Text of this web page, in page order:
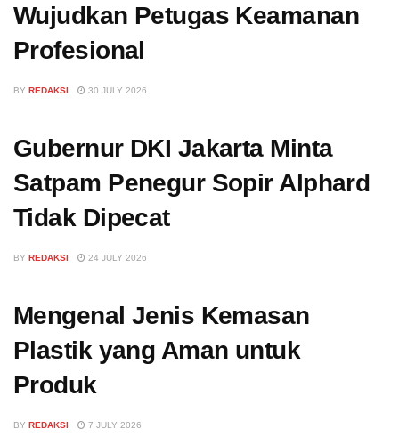
Wujudkan Petugas Keamanan
Profesional
BY REDAKSI 30 JULY 2026
Gubernur DKI Jakarta Minta
Satpam Penegur Sopir Alphard
Tidak Dipecat
BY REDAKSI 24 JULY 2026
Mengenal Jenis Kemasan
Plastik yang Aman untuk
Produk
BY REDAKSI 7 JULY 2026